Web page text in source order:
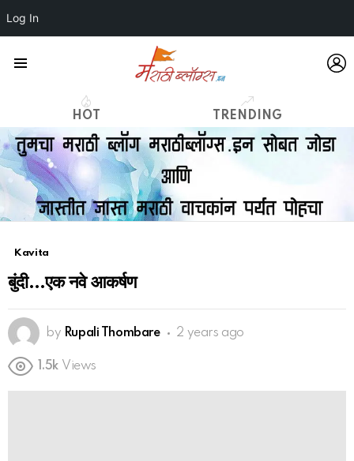
HOT TRENDING
Kavita
बुंदी…एक नवे आकर्षण
by Rupali Thombare 2 years ago
1.5k Views
Log In